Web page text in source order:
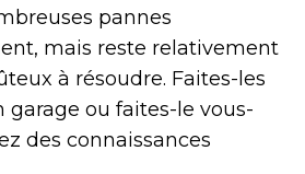
pannes
mais reste relativement
à résoudre. Faites-les
garage ou faites-le vous-
des connaissances